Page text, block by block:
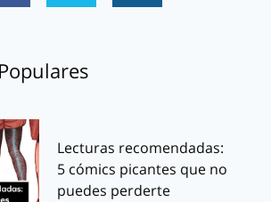
Lecturas recomendadas:
5 cómics picantes que no
puedes perderte